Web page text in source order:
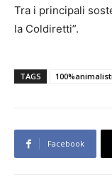
Tra i principali
la Coldiretti”.
TAGS 100%animalisti
Facebook